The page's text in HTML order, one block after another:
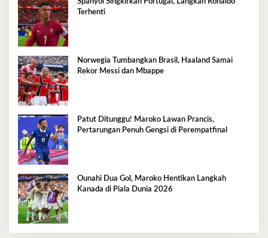
Terhenti
Norwegia Tumbangkan Brasil, Haaland Samai
Rekor Messi dan Mbappe
Patut Ditunggu! Maroko Lawan Prancis,
Pertarungan Penuh Gengsi di Perempatfinal
Ounahi Dua Gol, Maroko Hentikan Langkah
Kanada di Piala Dunia 2026